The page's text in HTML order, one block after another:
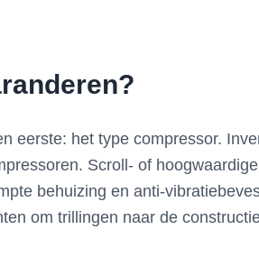
eerste: het type compressor.
Scroll- of
behuizing en anti-
om trillingen naar de